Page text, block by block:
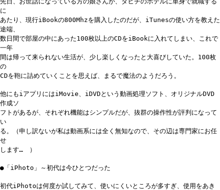
に
あたり、現行iBookの800Mhzを購入したのだが、iTunesの使い方を教えた
途端、
数日間で部屋の中にあった100枚以上のCDをiBookに入れてしまい、これで
一年
間は帰って来られない生活が、少し楽しくなったと大喜びしていた。100枚
の
CDを鞄に詰めていくことを思えば、まるで魔法のようだろう。
他にもiアプリにはiMovie、iDVDという動画処理ソフト、オリジナルDVD
作成ソ
フトがあるが、それぞれ機能はシンプルだが、抜群の操作性が評判になって
い
る。（申し訳ないが私は動画系には全く無知なので、その辺は専門家にお任
せ
します… ）
●「iPhoto」～初代は今ひとつだった
初代iPhotoは何度か試してみて、使いにくいところが多すぎ、使用をあき